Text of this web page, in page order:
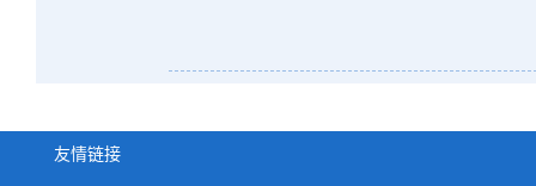
友情链接